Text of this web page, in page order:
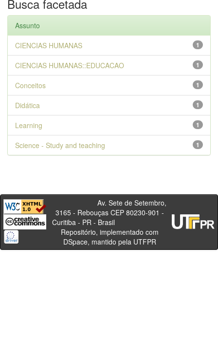
Busca facetada
Assunto
1
CIENCIAS HUMANAS
1
CIENCIAS HUMANAS::EDUCACAO
1
Conceitos
1
Didática
1
Learning
1
Science - Study and teaching
Av. Sete de Setembro,
3165 - Rebouças CEP 80230-901 -
Curitiba - PR - Brasil
Repositório, implementado com
DSpace, mantido pela UTFPR